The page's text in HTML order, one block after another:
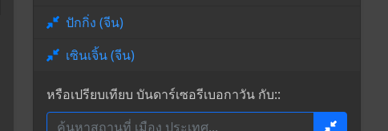
ปักกิ่ง (จีน)
เซินเจิ้น (จีน)
หรือเปรียบเทียบ บันดาร์เซอรีเบอกาวัน กับ::